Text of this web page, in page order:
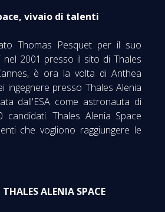
vivaio di talenti
Thomas Pesquet per il suo
2001 presso il sito di Thales
è ora la volta di Anthea
ingegnere presso Thales Alenia
dall'ESA come astronauta di
candidati. Thales Alenia Space
che vogliono raggiungere le
ALENIA SPACE